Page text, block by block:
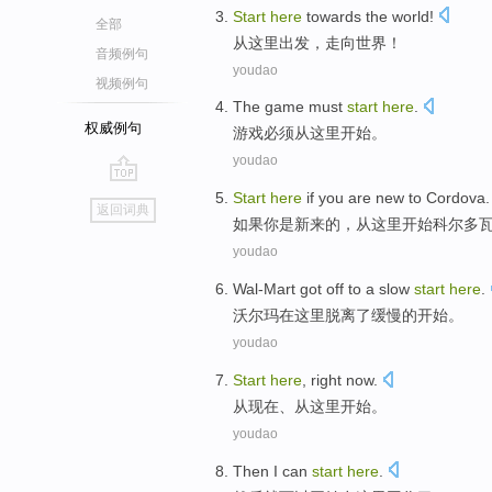
全部
音频例句
视频例句
权威例句
go
top
返回词典
Start here towards the world!
从这里出发 ， 走向世界 ！
youdao
The game must start here.
游戏必须从这里开始。
youdao
Start here if you are new to Cordova
如果你是新来的， 从这里开始科尔多
youdao
Wal-Mart got off to a slow start here
沃尔玛在这里 脱离了缓慢的开始。
youdao
Start here right now.
从现在 、从这里开始。
youdao
Then I can start here